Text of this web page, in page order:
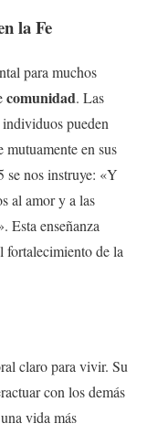
la Fe
para muchos
comunidad. Las
pueden
mutuamente en sus
se nos instruye: «Y
al amor y a las
Esta enseñanza
fortalecimiento de la
claro para vivir. Su
con los demás
vida más